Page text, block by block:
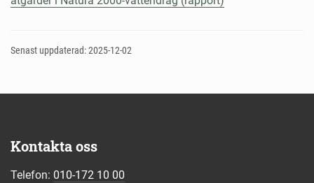
Senast uppdaterad: 2025-12-02
Kontakta oss
Telefon: 010-172 10 00